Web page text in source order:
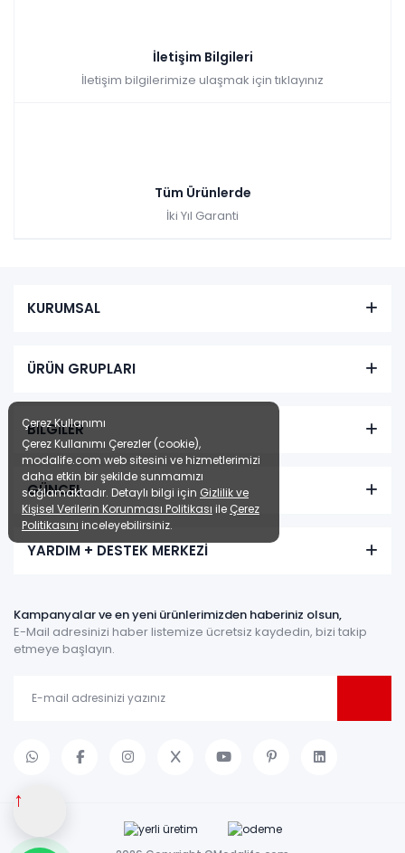
↑
İletişim Bilgileri
İletişim bilgilerimize ulaşmak için tıklayınız
Tüm Ürünlerde
İki Yıl Garanti
KURUMSAL
ÜRÜN GRUPLARI
BİLGİLER
GÜNCEL
YARDIM + DESTEK MERKEZİ
Kampanyalar ve en yeni ürünlerimizden haberiniz olsun,
E-Mail adresinizi haber listemize ücretsiz kaydedin, bizi takip
etmeye başlayın.
Çerez Kullanımı
Çerez Kullanımı Çerezler (cookie),
modalife.com web sitesini ve hizmetlerimizi
daha etkin bir şekilde sunmamızı
sağlamaktadır. Detaylı bilgi için Gizlilik ve
Kişisel Verilerin Korunması Politikası ile Çerez
Politikasını inceleyebilirsiniz.